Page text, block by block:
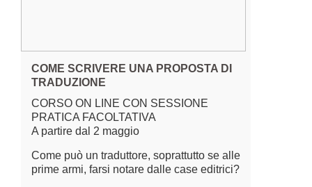
COME SCRIVERE UNA PROPOSTA DI
TRADUZIONE
CORSO ON LINE CON SESSIONE
PRATICA FACOLTATIVA
A partire dal 2 maggio
Come può un traduttore, soprattutto se alle
prime armi, farsi notare dalle case editrici?